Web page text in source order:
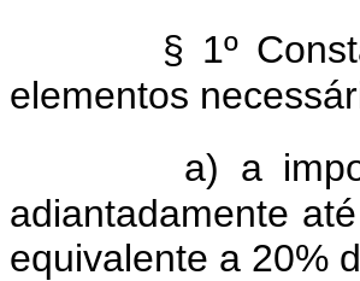
§ 1º
elementos
a) a
adiantadamente
equivalente a 20%